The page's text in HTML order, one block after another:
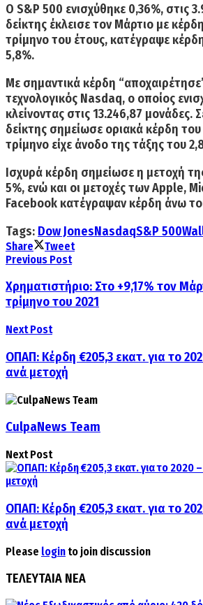
Ο S&P 500 ενισχύθηκε 0,36%, στις
δείκτης έκλεισετον Μάρτιο με
τρίμηνο του έτους, κατέγραψε
5,8%.
Με σημαντικά κέρδη
τεχνολογικός Nasdaq, ο οποίος
κλείνοντας στις 13.246,87 μονάδες.
δείκτης σημείωσε οριακά κέρδη
τρίμηνο είχε άνοδο της τάξης του
Ισχυρά κέρδη σημείωσε η μετοχή
5%, ενώ και οι μετοχές των Apple,
Facebook κατέγραψαν κέρδη άνω
Tags: Dow JonesNasdaqS&P 500
Share
Tweet
Previous Post
Χρηματιστήριο: Στο +9,17% τον
τρίμηνο του 2021
Next Post
ΟΠΑΠ: Κέρδη €205,3 εκατ. για το
ανά μετοχή
CulpaNews Team
Next Post
ΟΠΑΠ: Κέρδη €205,3 εκατ. για το
ανά μετοχή
Please login to join discussion
ΤΕΛΕΥΤΑΙΑ ΝΕΑ